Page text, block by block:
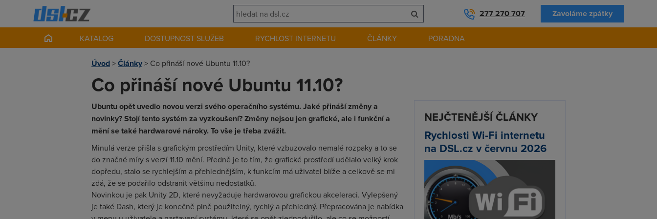
277 270 707 Zavoláme zpátky
KATALOG DOSTUPNOST SLUŽEB RYCHLOST INTERNETU ČLÁNKY PORADNA
Úvod>Články> Co přináší nové Ubuntu 11.10?
Co přináší nové Ubuntu 11.10?
Ubuntu opět uvedlo novou verzi svého operačního systému. Jaké přináší změny a
novinky? Stojí tento systém za vyzkoušení? Změny nejsou jen grafické, ale i funkční a
mění se také hardwarové nároky. To vše je třeba zvážit.
Minulá verze přišla s grafickým prostředím Unity, které vzbuzovalo nemalé rozpaky a to se
do značné míry s verzí 11.10 mění. Předně je to tím, že grafické prostředí udělalo velký krok
dopředu, stalo se rychlejším a přehlednějším, k funkcím má uživatel blíže a celkově se mi
zdá, že se podařilo odstranit většinu nedostatků.
Novinkou je pak Unity 2D, které nevyžaduje hardwarovou grafickou akceleraci. Vylepšený
je také Dash, který je konečně plně použitelný, rychlý a přehledný. Přepracována je nabídka
NEJČTENĚJŠÍ ČLÁNKY
Rychlosti Wi-Fi internetu
na DSL.cz v červnu 2026